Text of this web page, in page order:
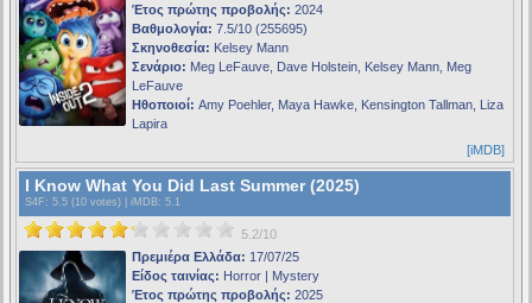
Έτος πρώτης προβολής: 2024
Βαθμολογία: 7.5/10 (255695)
Σκηνοθεσία: Kelsey Mann
Σενάριο: Meg LeFauve, Dave Holstein, Kelsey Mann, Meg
LeFauve
Ηθοποιοί: Amy Poehler, Maya Hawke, Kensington Tallman, Liza
Lapira
[iMDB]
I Know What You Did Last Summer (2025)
S4F : 5.5 (10 votes) | iMDB: 5.1
5.2/10
Πρεμιέρα Ελλάδα: 17/07/25
Είδος ταινίας: Horror | Mystery
Έτος πρώτης προβολής: 2025